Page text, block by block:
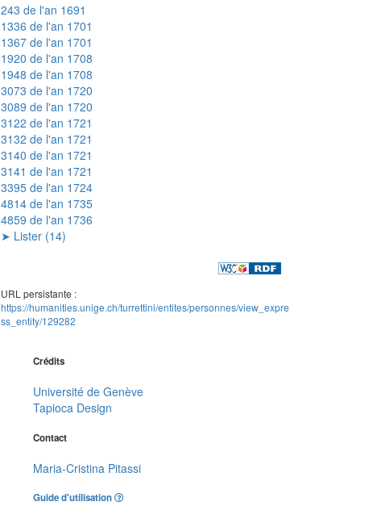
243 de l'an 1691
1336 de l'an 1701
1367 de l'an 1701
1920 de l'an 1708
1948 de l'an 1708
3073 de l'an 1720
3089 de l'an 1720
3122 de l'an 1721
3132 de l'an 1721
3140 de l'an 1721
3141 de l'an 1721
3395 de l'an 1724
4814 de l'an 1735
4859 de l'an 1736
➤ Lister (14)
URL persistante :
https://humanities.unige.ch/turrettini/entites/personnes/view_expre
ss_entity/129282
Crédits
Université de Genève
Tapioca Design
Contact
Maria-Cristina Pitassi
Guide d'utilisation